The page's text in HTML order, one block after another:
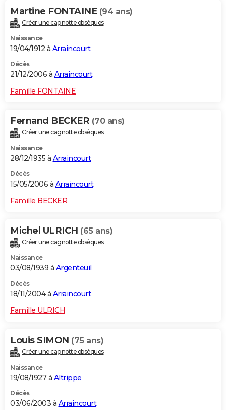
Martine FONTAINE (94 ans)
Créer une cagnotte obsèques
Naissance
19/04/1912 à Arraincourt
Décès
21/12/2006 à Arraincourt
Famille FONTAINE
Fernand BECKER (70 ans)
Créer une cagnotte obsèques
Naissance
28/12/1935 à Arraincourt
Décès
15/05/2006 à Arraincourt
Famille BECKER
Michel ULRICH (65 ans)
Créer une cagnotte obsèques
Naissance
03/08/1939 à Argenteuil
Décès
18/11/2004 à Arraincourt
Famille ULRICH
Louis SIMON (75 ans)
Créer une cagnotte obsèques
Naissance
19/08/1927 à Altrippe
Décès
03/06/2003 à Arraincourt